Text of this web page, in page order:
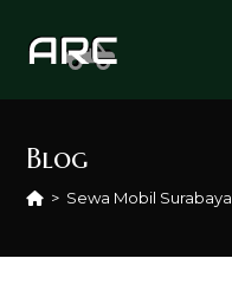
Blog
> Sewa Mobil Surabaya